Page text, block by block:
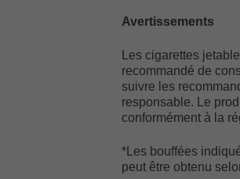
Avertissements
Les cigarettes
recommandé de
suivre les
responsable. Le
conformément à la
*Les bouffées
peut être obtenu